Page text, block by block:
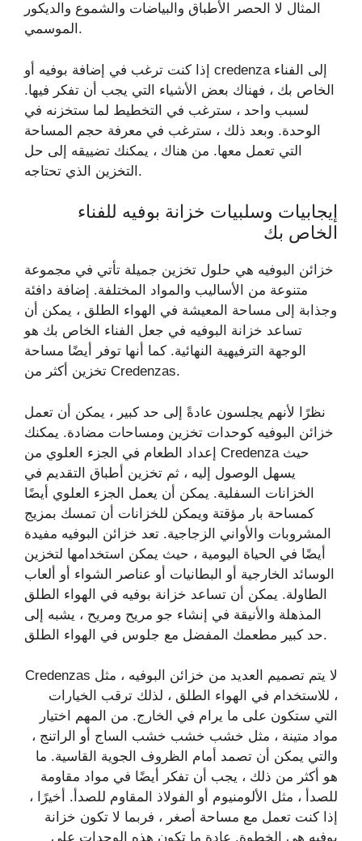
المثال لا الحصر الأطباق والبياضات والشموع والديكور
الموسمي.
إذا كنت ترغب في إضافة بوفيه أو credenza إلى الفناء
الخاص بك ، فهناك بعض الأشياء التي يجب أن تفكر فيها.
لسبب واحد ، سترغب في التخطيط لما ستخزنه في
الوحدة. وبعد ذلك ، سترغب في معرفة حجم المساحة
التي تعمل معها. من هناك ، يمكنك تضييقه إلى حل
التخزين الذي تحتاجه.
إيجابيات وسلبيات خزانة بوفيه للفناء
الخاص بك
خزائن البوفيه هي حلول تخزين جميلة تأتي في مجموعة
متنوعة من الأساليب والمواد المختلفة. إضافة دافئة
وجذابة إلى مساحة المعيشة في الهواء الطلق ، يمكن أن
تساعد خزانة البوفيه في جعل الفناء الخاص بك هو
الوجهة الترفيهية النهائية. كما أنها توفر أيضًا مساحة
تخزين أكثر من Credenzas.
نظرًا لأنهم يجلسون عادةً إلى حد كبير ، يمكن أن تعمل
خزائن البوفيه كوحدات تخزين ومساحات مضادة. يمكنك
إعداد الطعام في الجزء العلوي من Credenza حيث
يسهل الوصول إليه ، ثم تخزين أطباق التقديم في
الخزانات السفلية. يمكن أن يعمل الجزء العلوي أيضًا
كمساحة بار مؤقتة ويمكن للخزانات أن تمسك بمزيج
المشروبات والأواني الزجاجية. تعد خزائن البوفيه مفيدة
أيضًا في الحياة اليومية ، حيث يمكن استخدامها لتخزين
الوسائد الخارجية أو البطانيات أو عناصر الشواء أو ألعاب
الطاولة. يمكن أن تساعد خزانة بوفيه في الهواء الطلق
المذهلة والأنيقة في إنشاء جو مريح ومريح ، يشبه إلى
حد كبير مطعمك المفضل مع جلوس في الهواء الطلق.
لا يتم تصميم العديد من خزائن البوفيه ، مثل Credenzas
، للاستخدام في الهواء الطلق ، لذلك ترقب الخيارات
التي ستكون على ما يرام في الخارج. من المهم اختيار
مواد متينة ، مثل خشب خشب خشب الساج أو الراتنج ،
والتي يمكن أن تصمد أمام الظروف الجوية القاسية. ما
هو أكثر من ذلك ، يجب أن تفكر أيضًا في مواد مقاومة
للصدأ ، مثل الألومنيوم أو الفولاذ المقاوم للصدأ. أخيرًا ،
إذا كنت تعمل مع مساحة أصغر ، فربما لا تكون خزانة
بوفيه هي الخطوة. عادة ما تكون هذه الوحدات على